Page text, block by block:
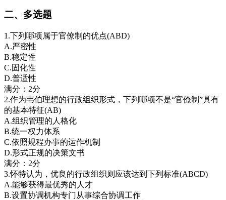
二、多选题
1.下列哪项属于官僚制的优点(ABD)
A.严密性
B.稳定性
C.固化性
D.普适性
满分：2分
2.作为韦伯理想的行政组织形式，下列哪项不是“官僚制”具有
的基本特征(AB)
A.组织管理的人格化
B.统一权力体系
C.依照规程办事的运作机制
D.形式正规的决策文书
满分：2分
3.怀特认为，优良的行政组织则应该达到下列标准(ABCD)
A.能够获得最优秀的人才
B.设置协调机构专门从事综合协调工作